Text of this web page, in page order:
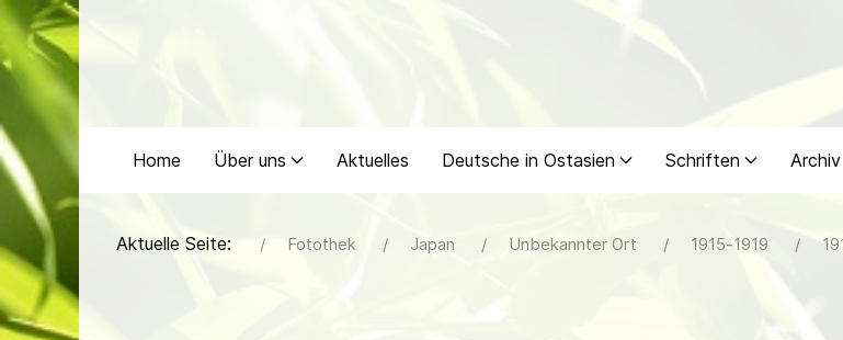
Home Über uns Aktuelles Deutsche in Ostasien Schriften Archiv
Aktuelle Seite: Fotothek Japan Unbekannter Ort 1915-1919